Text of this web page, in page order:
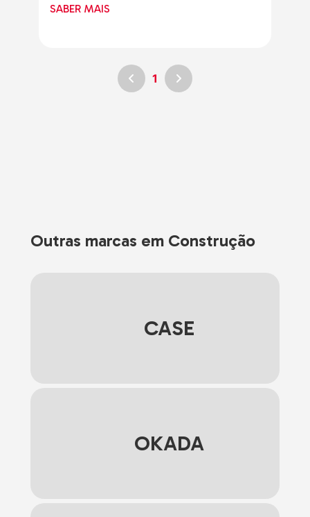
SABER MAIS
1
Outras marcas em Construção
CASE
OKADA